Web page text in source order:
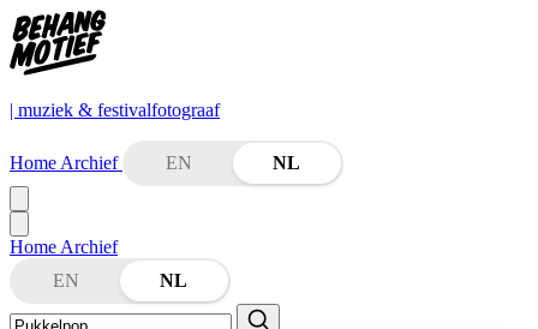
| muziek & festivalfotograaf
Home Archief EN NL
Home Archief
EN
NL